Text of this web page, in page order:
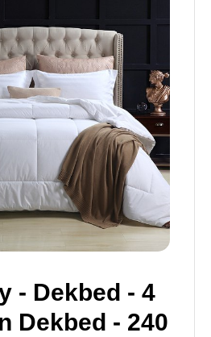
- Dekbed - 4
Dekbed - 240